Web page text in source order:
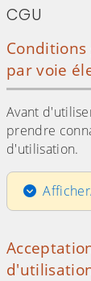
CGU
par voie
Avant
prendre
d'utilisation.